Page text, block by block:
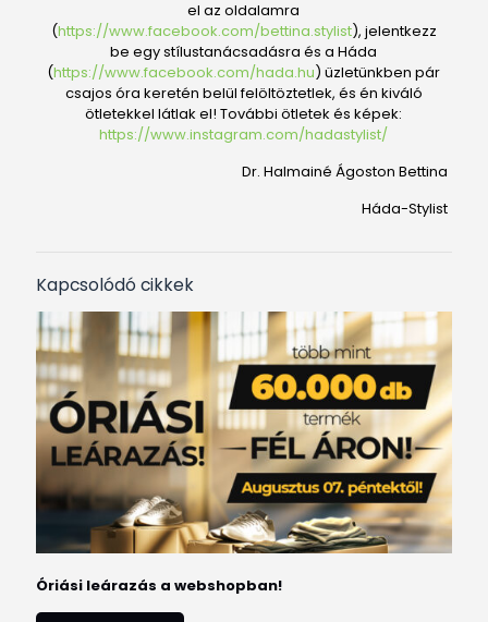
el az oldalamra
(https://www.facebook.com/bettina.stylist), jelentkezz
be egy stílustanácsadásra és a Háda
(https://www.facebook.com/hada.hu) üzletünkben pár
csajos óra keretén belül felöltöztetlek, és én kiváló
ötletekkel látlak el! További ötletek és képek:
https://www.instagram.com/hadastylist/
Dr. Halmainé Ágoston Bettina
Háda-Stylist
Kapcsolódó cikkek
Óriási leárazás a webshopban!